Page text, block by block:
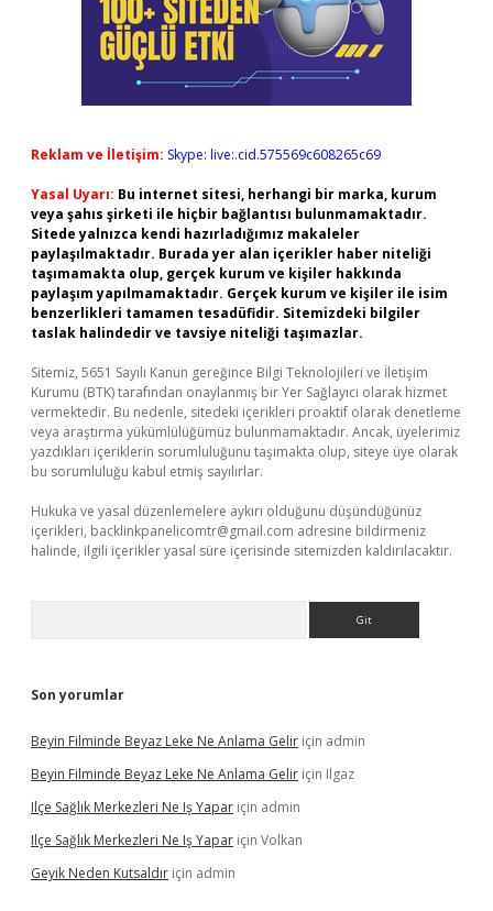
Reklam ve İletişim: Skype: live:.cid.575569c608265c69
Yasal Uyarı: Bu internet sitesi, herhangi bir marka, kurum
veya şahıs şirketi ile hiçbir bağlantısı bulunmamaktadır.
Sitede yalnızca kendi hazırladığımız makaleler
paylaşılmaktadır. Burada yer alan içerikler haber niteliği
taşımamakta olup, gerçek kurum ve kişiler hakkında
paylaşım yapılmamaktadır. Gerçek kurum ve kişiler ile isim
benzerlikleri tamamen tesadüfidir. Sitemizdeki bilgiler
taslak halindedir ve tavsiye niteliği taşımazlar.
Sitemiz, 5651 Sayılı Kanun gereğince Bilgi Teknolojileri ve İletişim
Kurumu (BTK) tarafından onaylanmış bir Yer Sağlayıcı olarak hizmet
vermektedir. Bu nedenle, sitedeki içerikleri proaktif olarak denetleme
veya araştırma yükümlülüğümüz bulunmamaktadır. Ancak, üyelerimiz
yazdıkları içeriklerin sorumluluğunu taşımakta olup, siteye üye olarak
bu sorumluluğu kabul etmiş sayılırlar.
Hukuka ve yasal düzenlemelere aykırı olduğunu düşündüğünüz
içerikleri, backlinkpanelicomtr@gmail.com adresine bildirmeniz
halinde, ilgili içerikler yasal süre içerisinde sitemizden kaldırılacaktır.
Son yorumlar
Beyin Filminde Beyaz Leke Ne Anlama Gelir için admin
Beyin Filminde Beyaz Leke Ne Anlama Gelir için Ilgaz
Ilçe Sağlık Merkezleri Ne Iş Yapar için admin
Ilçe Sağlık Merkezleri Ne Iş Yapar için Volkan
Geyik Neden Kutsaldır için admin